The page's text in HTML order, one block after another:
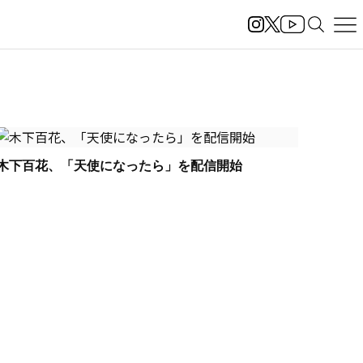
下百花、「天使になったら」を配信開始